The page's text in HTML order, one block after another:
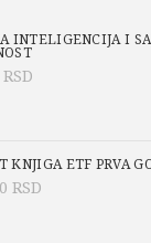
INTELIGENCIJA I
RSD
KNJIGA ETF PRVA
RSD